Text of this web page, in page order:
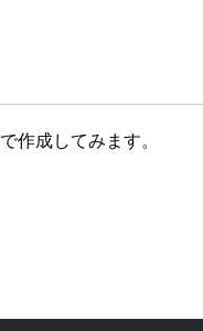
作成してみます。